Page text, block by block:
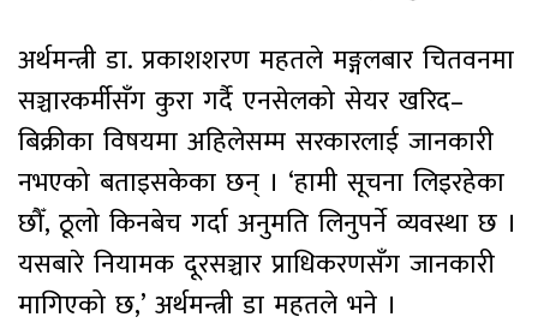
अर्थमन्त्री डा. प्रकाशशरण महतले मङ्गलबार चितवनमा
सञ्चारकर्मीसँग कुरा गर्दै एनसेलको सेयर खरिद–
बिक्रीका विषयमा अहिलेसम्म सरकारलाई जानकारी
नभएको बताइसकेका छन् । ‘हामी सूचना लिइरहेका
छौँ, ठूलो किनबेच गर्दा अनुमति लिनुपर्ने व्यवस्था छ ।
यसबारे नियामक दूरसञ्चार प्राधिकरणसँग जानकारी
मागिएको छ,’ अर्थमन्त्री डा महतले भने ।